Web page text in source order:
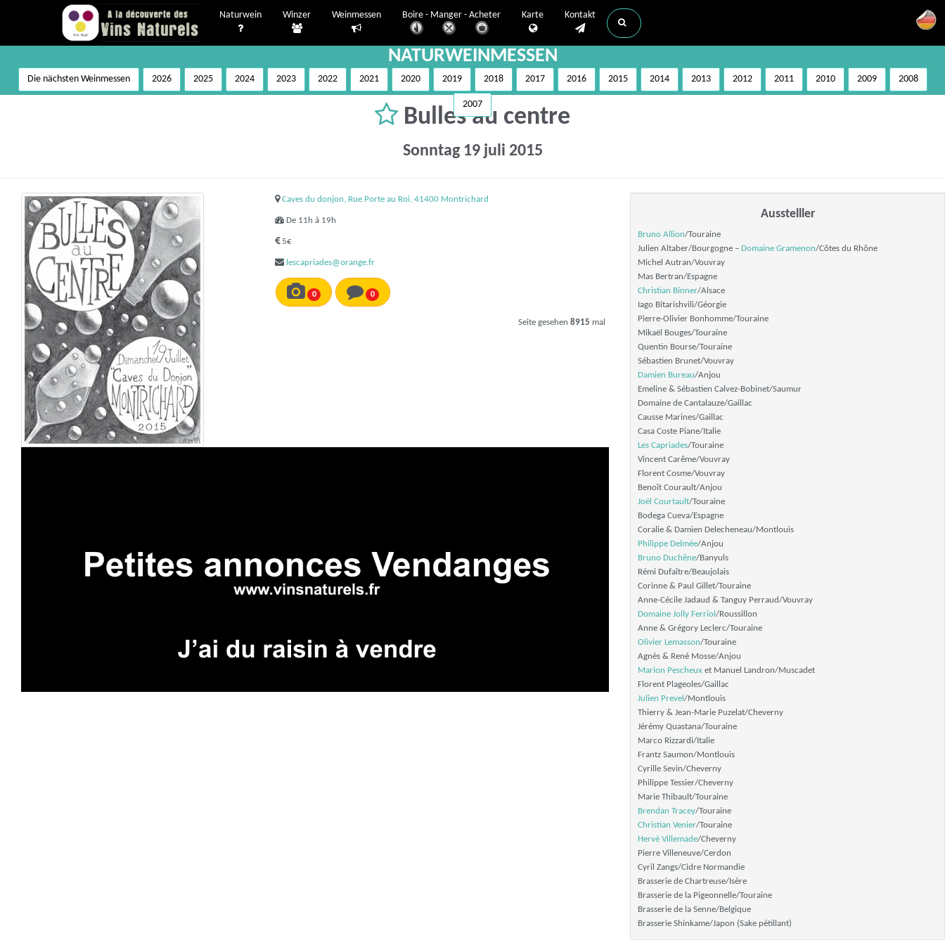
Naturwein Winzer Weinmessen Boire - Manger - Acheter Karte Kontakt
NATURWEINMESSEN
Die nächsten Weinmessen 2026 2025 2024 2023 2022 2021 2020 2019 2018 2017 2016 2015 2014 2013 2012 2011 2010 2009 2008
2007
Bulles au centre
Sonntag 19 juli 2015
Caves du donjon, Rue Porte au Roi, 41400 Montrichard
De 11h à 19h
5€
lescapriades@orange.fr
0 0
Seite gesehen 8915 mal
Ausstelller
Bruno Allion/Touraine
Julien Altaber/Bourgogne – Domaine Gramenon/Côtes du Rhône
Michel Autran/Vouvray
Mas Bertran/Espagne
Christian Binner/Alsace
Iago Bitarishvili/Géorgie
Pierre-Olivier Bonhomme/Touraine
Mikaël Bouges/Touraine
Quentin Bourse/Touraine
Sébastien Brunet/Vouvray
Damien Bureau/Anjou
Emeline & Sébastien Calvez-Bobinet/Saumur
Domaine de Cantalauze/Gaillac
Causse Marines/Gaillac
Casa Coste Piane/Italie
Les Capriades/Touraine
Vincent Carême/Vouvray
Florent Cosme/Vouvray
Benoît Courault/Anjou
Joël Courtault/Touraine
Bodega Cueva/Espagne
Coralie & Damien Delecheneau/Montlouis
Philippe Delmée/Anjou
Bruno Duchêne/Banyuls
Rémi Dufaître/Beaujolais
Corinne & Paul Gillet/Touraine
Anne-Cécile Jadaud & Tanguy Perraud/Vouvray
Domaine Jolly Ferriol /Roussillon
Anne & Grégory Leclerc/Touraine
Olivier Lemasson/Touraine
Agnès & René Mosse/Anjou
Marion Pescheux et Manuel Landron/Muscadet
Florent Plageoles/Gaillac
Julien Prevel /Montlouis
Thierry & Jean-Marie Puzelat/Cheverny
Jérémy Quastana/Touraine
Marco Rizzardi/Italie
Frantz Saumon/Montlouis
Cyrille Sevin/Cheverny
Philippe Tessier/Cheverny
Marie Thibault/Touraine
Brendan Tracey/Touraine
Christian Venier/Touraine
Hervé Villemade/Cheverny
Pierre Villeneuve/Cerdon
Cyril Zangs/Cidre Normandie
Brasserie de Chartreuse/Isère
Brasserie de la Pigeonnelle/Touraine
Brasserie de la Senne/Belgique
Brasserie Shinkame/Japon (Sake pétillant)